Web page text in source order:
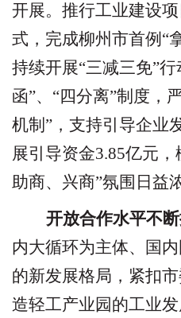
开展。推行工业建设项
式，完成柳州市首例 “
持续开展“三减三免”行
函”、 “四分离”制度，
机制 ” ，支持引导企业
展引导资金3.85亿元，
助商、兴商”氛围日益
开放合作水平不断
内大循环为主体、国
的新发展格局， 紧扣
造轻工产业园的工业